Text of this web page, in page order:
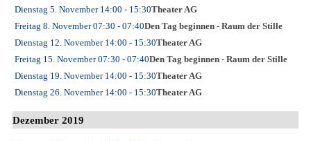
Dienstag 5. November14:00 - 15:30Theater AG
Freitag 8. November07:30 - 07:40Den Tag beginnen - Raum der Stille
Dienstag 12. November14:00 - 15:30Theater AG
Freitag 15. November07:30 - 07:40Den Tag beginnen - Raum der Stille
Dienstag 19. November14:00 - 15:30Theater AG
Dienstag 26. November14:00 - 15:30Theater AG
Dezember 2019